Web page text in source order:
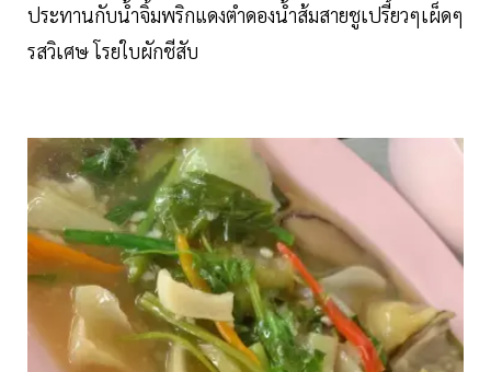
ประทานกับน้ำจิ้มพริกแดงตำดองน้ำส้มสายชูเปรี้ยวๆเผ็ดๆ
รสวิเศษ โรยใบผักชีสับ